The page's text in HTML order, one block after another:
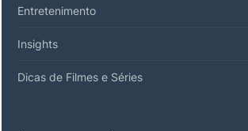
Entretenimento
Insights
Dicas de Filmes e Séries